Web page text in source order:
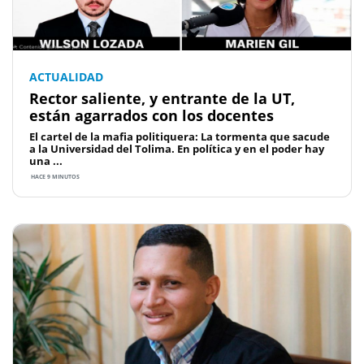
ACTUALIDAD
Rector saliente, y entrante de la UT,
están agarrados con los docentes
El cartel de la mafia politiquera: La tormenta que sacude
a la Universidad del Tolima. En política y en el poder hay
una ...
HACE 9 MINUTOS